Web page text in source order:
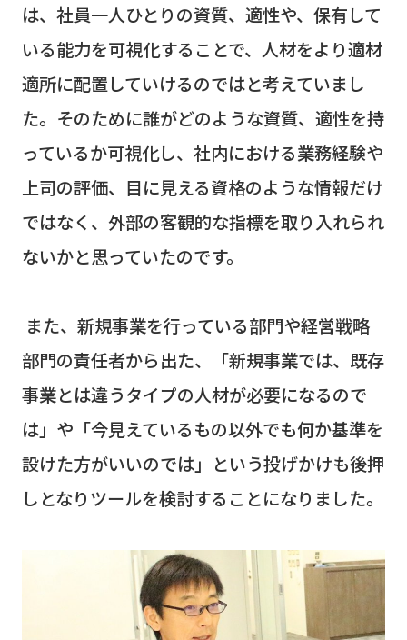
は、社員一人ひとりの資質、適性や、保有して
いる能力を可視化することで、人材をより適材
適所に配置していけるのではと考えていまし
た。そのために誰がどのような資質、適性を持
っているか可視化し、社内における業務経験や
上司の評価、目に見える資格のような情報だけ
ではなく、外部の客観的な指標を取り入れられ
ないかと思っていたのです。
また、新規事業を行っている部門や経営戦略
部門の責任者から出た、「新規事業では、既存
事業とは違うタイプの人材が必要になるので
は」や「今見えているもの以外でも何か基準を
設けた方がいいのでは」という投げかけも後押
しとなりツールを検討することになりました。